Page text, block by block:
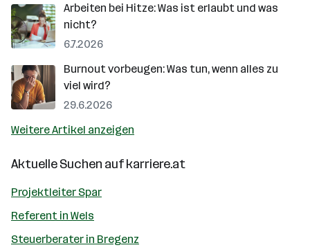
Arbeiten bei Hitze: Was ist erlaubt und was
nicht?
6.7.2026
Burnout vorbeugen: Was tun, wenn alles zu
viel wird?
29.6.2026
Weitere Artikel anzeigen
Aktuelle Suchen aufkarriere.at
Projektleiter Spar
Referent in Wels
Steuerberater in Bregenz